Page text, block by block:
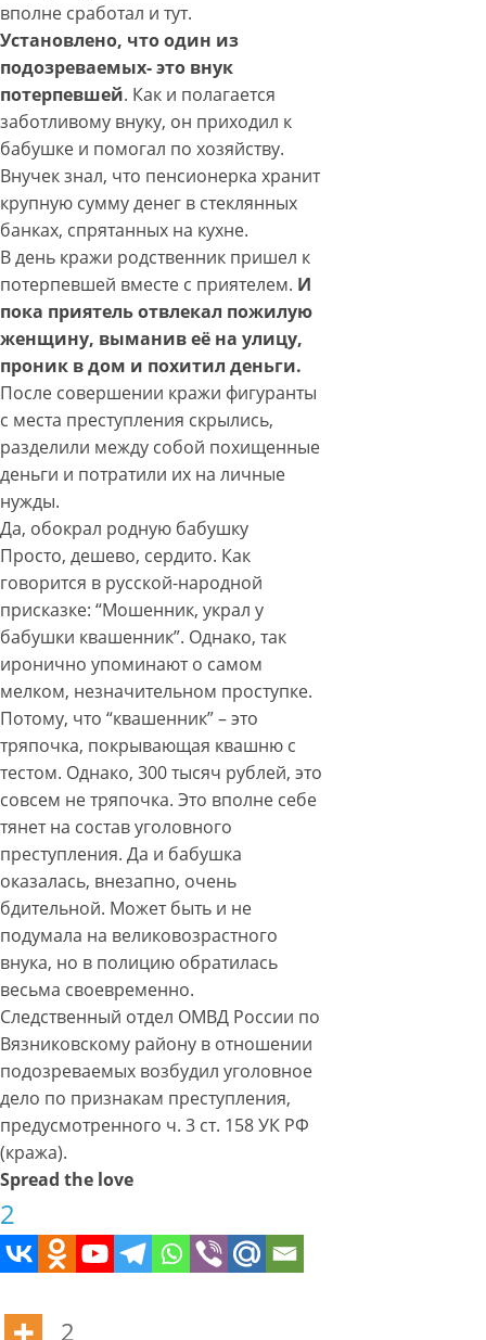
вполне сработал и тут.
Установлено, что один из
подозреваемых- это внук
потерпевшей. Как и полагается
заботливому внуку, он приходил к
бабушке и помогал по хозяйству.
Внучек знал, что пенсионерка хранит
крупную сумму денег в стеклянных
банках, спрятанных на кухне.
В день кражи родственник пришел к
потерпевшей вместе с приятелем. И
пока приятель отвлекал пожилую
женщину, выманив её на улицу,
проник в дом и похитил деньги.
После совершении кражи фигуранты
с места преступления скрылись,
разделили между собой похищенные
деньги и потратили их на личные
нужды.
Да, обокрал родную бабушку
Просто, дешево, сердито. Как
говорится в русской-народной
присказке: “Мошенник, украл у
бабушки квашенник”. Однако, так
иронично упоминают о самом
мелком, незначительном проступке.
Потому, что “квашенник” – это
тряпочка, покрывающая квашню с
тестом. Однако, 300 тысяч рублей, это
совсем не тряпочка. Это вполне себе
тянет на состав уголовного
преступления. Да и бабушка
оказалась, внезапно, очень
бдительной. Может быть и не
подумала на великовозрастного
внука, но в полицию обратилась
весьма своевременно.
Следственный отдел ОМВД России по
Вязниковскому району в отношении
подозреваемых возбудил уголовное
дело по признакам преступления,
предусмотренного ч. 3 ст. 158 УК РФ
(кража).
Spread the love
2
2